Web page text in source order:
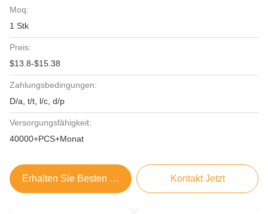
Moq:
1 Stk
Preis:
$13.8-$15.38
Zahlungsbedingungen:
D/a, t/t, l/c, d/p
Versorgungsfähigkeit:
40000+PCS+Monat
Erhalten Sie Besten Preis Kontakt Jetzt